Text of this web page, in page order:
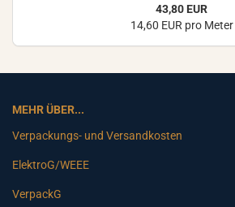
43,80 EUR
14,60 EUR pro Meter
MEHR ÜBER...
Verpackungs- und Versandkosten
ElektroG/WEEE
VerpackG